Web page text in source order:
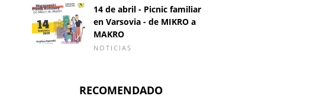
14 de abril - Picnic familiar
en Varsovia - de MIKRO a
MAKRO
NOTICIAS
RECOMENDADO